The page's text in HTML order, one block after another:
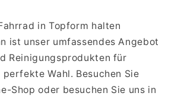
in Topform halten
ist unser umfassendes Angebot
Reinigungsprodukten für
Wahl. Besuchen Sie
Shop oder besuchen Sie uns in